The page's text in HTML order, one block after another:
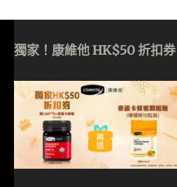
獨家！康維他 HK$50 折扣券